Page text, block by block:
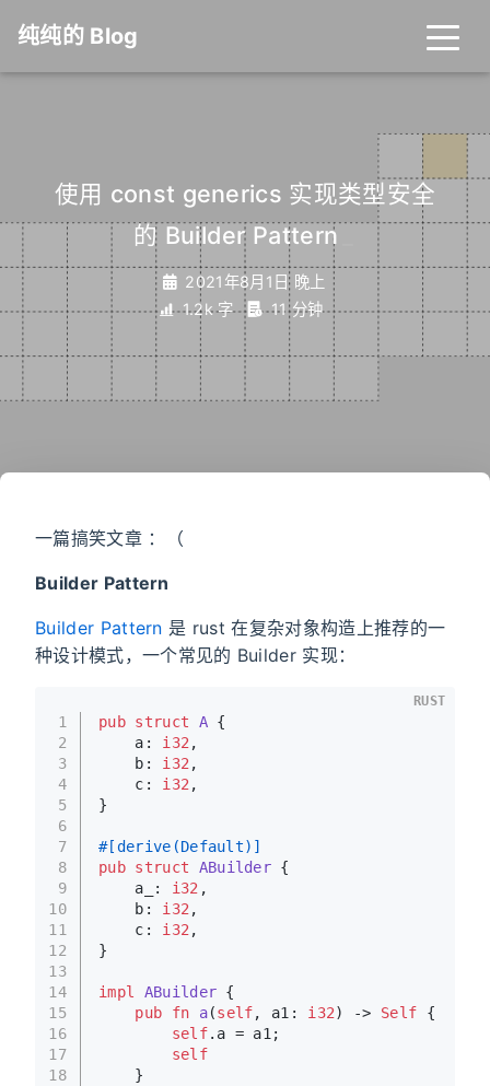
纯纯的 Blog
使用 const generics 实现类型安全
的 Builder Pattern
2021年8月1日 晚上
1.2k 字
11 分钟
一篇搞笑文章 ：（
Builder Pattern
Builder Pattern 是 rust 在复杂对象构造上推荐的一
种设计模式，一个常见的 Builder 实现：
1
2
3
4
5
6
7
8
9
10
11
12
13
14
15
16
17
18
pub struct A {
    a:
i32 ,
    b:
i32 ,
    c:
i32 ,
}
#[derive(Default)]
pub struct ABuilder {
    a_:
i32 ,
    b:
i32 ,
    c:
i32 ,
}
impl ABuilder {
pub
fn a(self, a1: i32) -> Self {
self.a = a1;
self
    }
RUST